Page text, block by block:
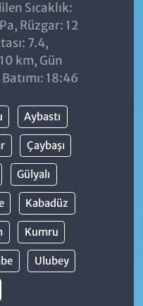
Sıcaklık:
Rüzgar: 12
7.4,
km, Gün
18:46
Aybastı
Çaybaşı
Gülyalı
Kabadüz
Kumru
Ulubey